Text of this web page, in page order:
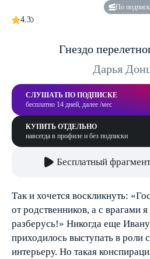
По
4.3
Гнездо
Дарья
СЛУШАТЬ ПО ПОДПИСКЕ
бесплатно 14 дней, далее /мес
КУПИТЬ ОТДЕЛЬНО
навсегда в профиле и без подписки
Бесплатный фрагмент
Так и хочется воскликнуть:
от родственников, а с врагами
разберусь!» Никогда еще
приходилось выступать в роли
интерьеру. Но такая